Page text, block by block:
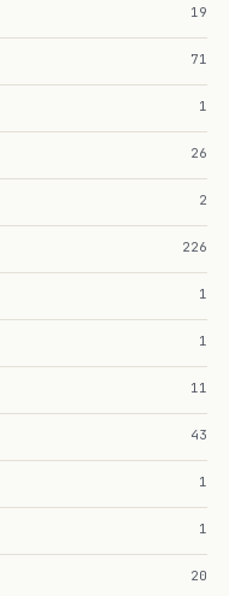
19
71
1
26
2
226
1
1
11
43
1
1
20